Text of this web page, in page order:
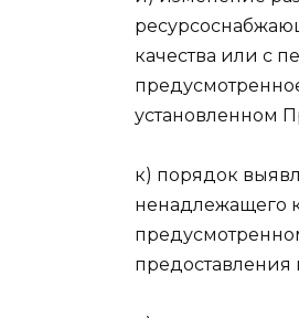
качества или с
установленном
к) порядок
ненадлежащего
предоставления